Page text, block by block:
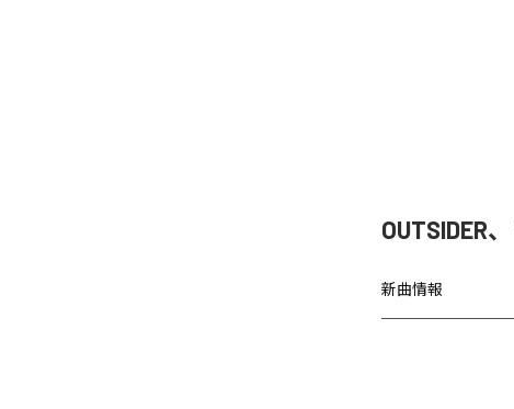
OUTSIDER
新曲情報